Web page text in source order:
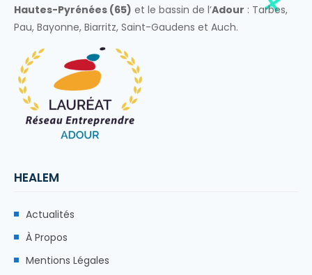
Hautes-Pyrénées (65) et le bassin de l’Adour : Tarbes,
Pau, Bayonne, Biarritz, Saint-Gaudens et Auch.
HEALEM
Actualités
À Propos
Mentions Légales